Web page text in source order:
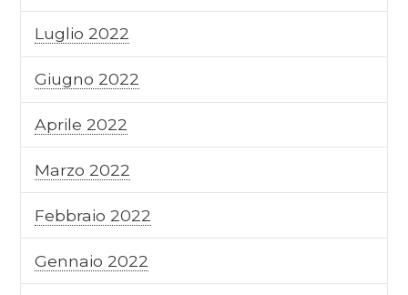
Luglio 2022
Giugno 2022
Aprile 2022
Marzo 2022
Febbraio 2022
Gennaio 2022